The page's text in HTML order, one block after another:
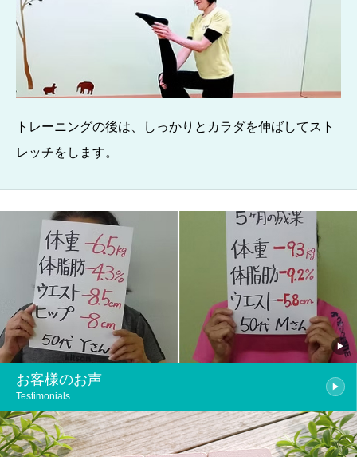
トレーニングの後は、しっかりとカラダを伸ばしてスト
レッチをします。
お客様のお声
Testimonials